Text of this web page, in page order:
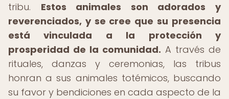
tribu. Estos animales son adorados y
reverenciados, y se cree que su presencia
está vinculada a la protección y
prosperidad de la comunidad. A través de
rituales, danzas y ceremonias, las tribus
honran a sus animales totémicos, buscando
su favor y bendiciones en cada aspecto de la